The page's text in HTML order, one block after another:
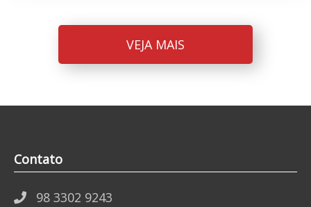
VEJA MAIS
Contato
98 3302 9243